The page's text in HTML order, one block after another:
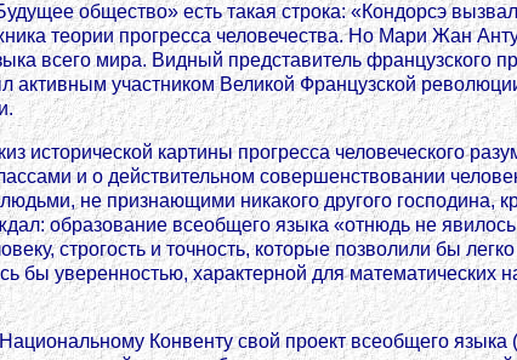
общество» есть такая строка: «Кондорсэ
теории прогресса человечества. Но Мари Жан
всего мира. Видный представитель французского
активным участником Великой Французской
исторической картины прогресса человеческого
и о действительном совершенствовании
не признающими никакого другого господина,
образование всеобщего языка «отнюдь не
строгость и точность, которые позволили бы
бы уверенностью, характерной для математических
Конвенту свой проект всеобщего